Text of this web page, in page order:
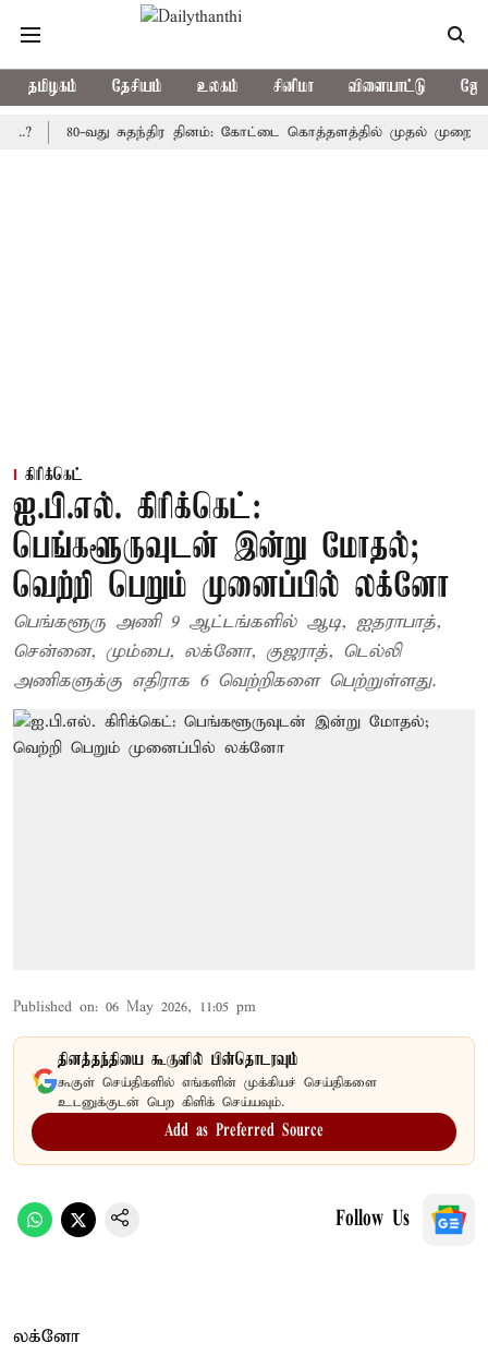
தமிழகம் தேசியம் உலகம் சினிமா விளையாட்டு
80-வது சுதந்திர தினம்: கோட்டை கொத்தளத்தில் முதல் முறையாக
கிரிக்கெட்
ஐ.பி.எல். கிரிக்கெட்:
பெங்களூருவுடன் இன்று மோதல்;
வெற்றி பெறும் முனைப்பில் லக்னோ
பெங்களூரு அணி 9 ஆட்டங்களில் ஆடி, ஐதராபாத்,
சென்னை, மும்பை, லக்னோ, குஜராத், டெல்லி
அணிகளுக்கு எதிராக 6 வெற்றிகளை பெற்றுள்ளது.
Published on: 06 May 2026, 11:05 pm
தினத்தந்தியை கூகுளில் பின்தொடரவும்
கூகுள் செய்திகளில் எங்களின் முக்கியச் செய்திகளை
உடனுக்குடன் பெற கிளிக் செய்யவும்.
Add as Preferred Source
Follow Us
லக்னோ